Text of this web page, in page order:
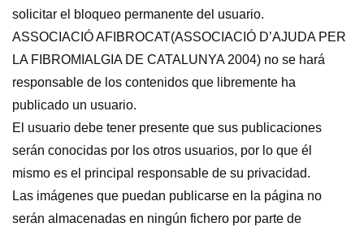
solicitar el bloqueo permanente del usuario.
ASSOCIACIÓ AFIBROCAT(ASSOCIACIÓ D’AJUDA PER
LA FIBROMIALGIA DE CATALUNYA 2004) no se hará
responsable de los contenidos que libremente ha
publicado un usuario.
El usuario debe tener presente que sus publicaciones
serán conocidas por los otros usuarios, por lo que él
mismo es el principal responsable de su privacidad.
Las imágenes que puedan publicarse en la página no
serán almacenadas en ningún fichero por parte de